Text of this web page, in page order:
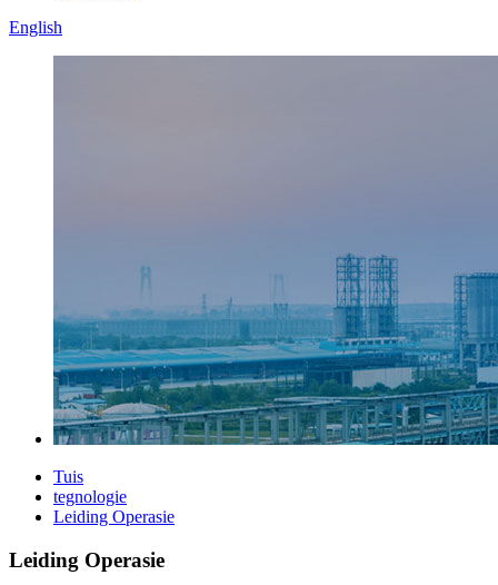
English
Tuis
tegnologie
Leiding Operasie
Leiding Operasie